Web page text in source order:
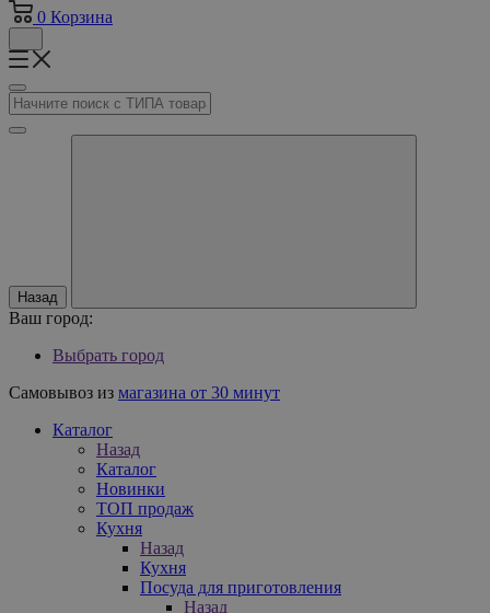
0 Корзина
Назад
Ваш город:
Выбрать город
Самовывоз из магазина от 30 минут
Каталог
Назад
Каталог
Новинки
ТОП продаж
Кухня
Назад
Кухня
Посуда для приготовления
Назад